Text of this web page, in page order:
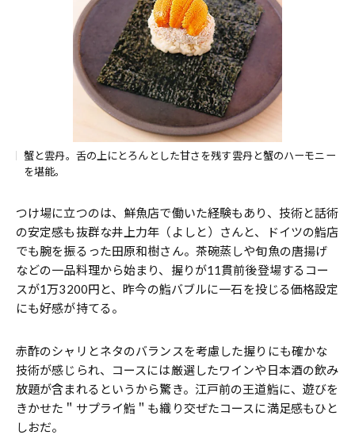
蟹と雲丹。舌の上にとろんとした甘さを残す雲丹と蟹のハーモニー
を堪能。
つけ場に立つのは、鮮魚店で働いた経験もあり、技術と話術
の安定感も抜群な井上力年（よしと）さんと、ドイツの鮨店
でも腕を振るった田原和樹さん。茶碗蒸しや旬魚の唐揚げ
などの一品料理から始まり、握りが11貫前後登場するコー
スが1万3200円と、昨今の鮨バブルに一石を投じる価格設定
にも好感が持てる。
赤酢のシャリとネタのバランスを考慮した握りにも確かな
技術が感じられ、コースには厳選したワインや日本酒の飲み
放題が含まれるというから驚き。江戸前の王道鮨に、遊びを
きかせた＂サプライ鮨＂も織り交ぜたコースに満足感もひと
しおだ。